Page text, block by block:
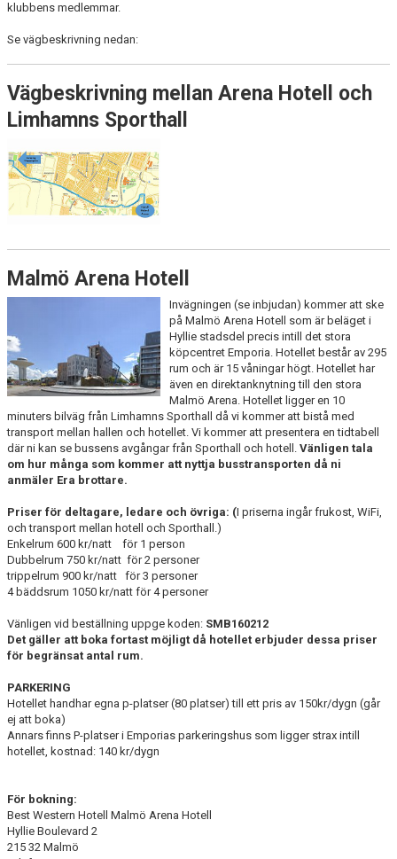
klubbens medlemmar.
Se vägbeskrivning nedan:
Vägbeskrivning mellan Arena Hotell och
Limhamns Sporthall
Malmö Arena Hotell
Invägningen (se inbjudan) kommer att ske
på Malmö Arena Hotell som är beläget i
Hyllie stadsdel precis intill det stora
köpcentret Emporia. Hotellet består av 295
rum och är 15 våningar högt. Hotellet har
även en direktanknytning till den stora
Malmö Arena. Hotellet ligger en 10
minuters bilväg från Limhamns Sporthall då vi kommer att bistå med
transport mellan hallen och hotellet. Vi kommer att presentera en tidtabell
där ni kan se bussens avgångar från Sporthall och hotell. Vänligen tala
om hur många som kommer att nyttja busstransporten då ni
anmäler Era brottare.
Priser för deltagare, ledare och övriga: (I priserna ingår frukost, WiFi,
och transport mellan hotell och Sporthall.)
Enkelrum 600 kr/natt för 1 person
Dubbelrum 750 kr/natt för 2 personer
trippelrum 900 kr/natt för 3 personer
4 bäddsrum 1050 kr/natt för 4 personer
Vänligen vid beställning uppge koden: SMB160212
Det gäller att boka fortast möjligt då hotellet erbjuder dessa priser
för begränsat antal rum.
PARKERING
Hotellet handhar egna p-platser (80 platser) till ett pris av 150kr/dygn (går
ej att boka)
Annars finns P-platser i Emporias parkeringshus som ligger strax intill
hotellet, kostnad: 140 kr/dygn
För bokning:
Best Western Hotell Malmö Arena Hotell
Hyllie Boulevard 2
215 32 Malmö